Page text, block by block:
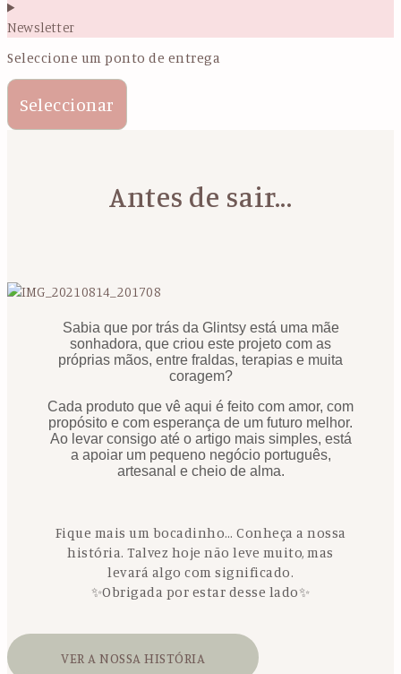
Newsletter
Seleccione um ponto de entrega
Seleccionar
Antes de sair...
Sabia que por trás da Glintsy está uma mãe
sonhadora, que criou este projeto com as
próprias mãos, entre fraldas, terapias e muita
coragem?
Cada produto que vê aqui é feito com amor, com
propósito e com esperança de um futuro melhor.
Ao levar consigo até o artigo mais simples, está
a apoiar um pequeno negócio português,
artesanal e cheio de alma.
Fique mais um bocadinho… Conheça a nossa
história. Talvez hoje não leve muito, mas
levará algo com significado.
✨Obrigada por estar desse lado✨
VER A NOSSA HISTÓRIA